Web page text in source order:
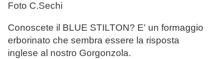
Foto C.Sechi
Conoscete il BLUE STILTON? E' un formaggio
erborinato che sembra essere la risposta
inglese al nostro Gorgonzola.